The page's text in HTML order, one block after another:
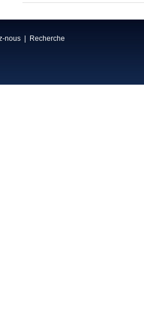
nous Recherche